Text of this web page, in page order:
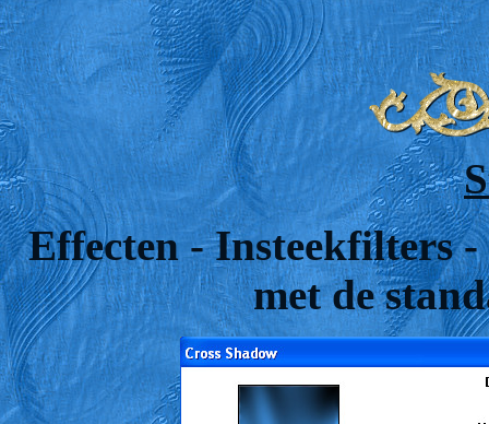
Effecten - Insteekfilters
met de